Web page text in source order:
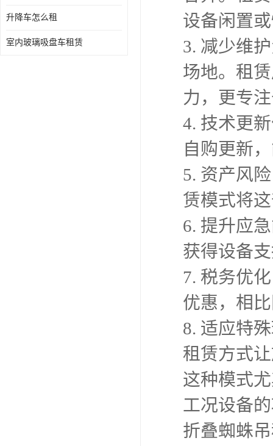
升降车怎么租
室内玻璃吸盘车租赁
设备闲置
3. 减少维
场地。租
力，更专
4. 技术更
自购更新
5. 资产风
赁模式将
6. 提升应
获得设备
7. 税务优
优惠，相
8. 适应特
租赁方式
这种模式
工况设备
折叠蜘蛛